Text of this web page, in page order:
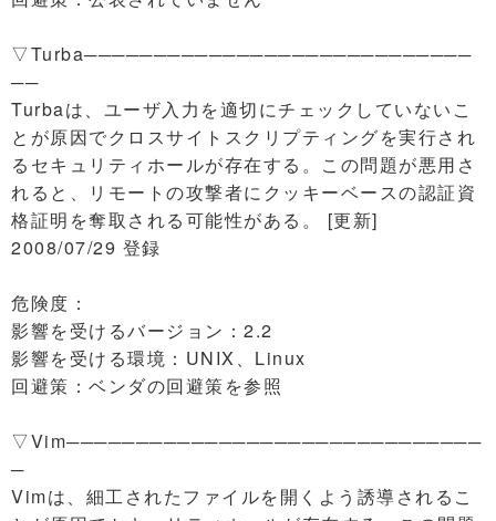
▽Turba────────────────────────────
──
Turbaは、ユーザ入力を適切にチェックしていないこ
とが原因でクロスサイトスクリプティングを実行され
るセキュリティホールが存在する。この問題が悪用さ
れると、リモートの攻撃者にクッキーベースの認証資
格証明を奪取される可能性がある。 [更新]
2008/07/29 登録
危険度：
影響を受けるバージョン：2.2
影響を受ける環境：UNIX、Linux
回避策：ベンダの回避策を参照
▽Vim──────────────────────────────
─
Vimは、細工されたファイルを開くよう誘導されるこ